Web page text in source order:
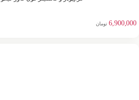
6,900,000 تومان